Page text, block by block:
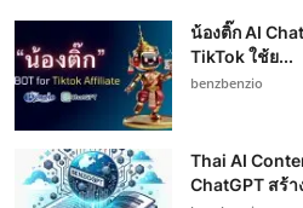
น้องติ๊ก AI
TikTok ใช้ย...
benzbenzio
Thai AI
ChatGPT สร้า